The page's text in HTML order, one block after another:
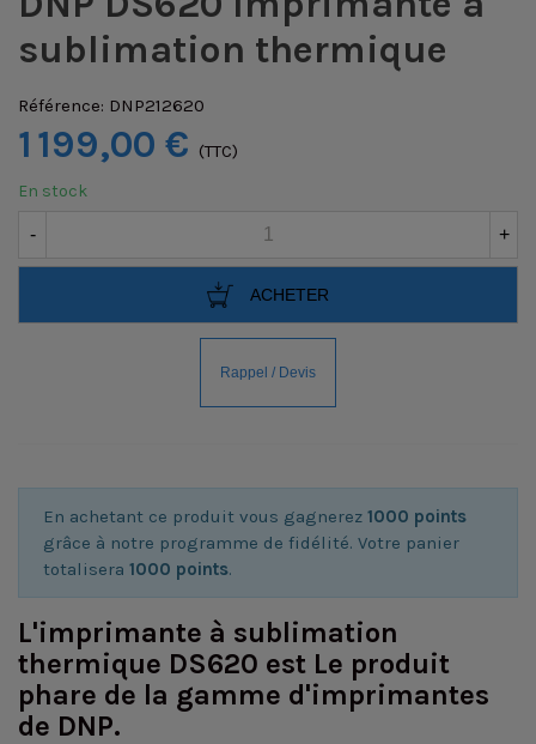
sublimation thermique
Référence: DNP212620
1 199,00 € (TTC)
En stock
- +
ACHETER
En achetant ce produit vous gagnerez 1000 points
grâce à notre programme de fidélité. Votre panier
totalisera 1000 points.
L'imprimante à sublimation
thermique DS620 est Le produit
phare de la gamme d'imprimantes
de DNP.